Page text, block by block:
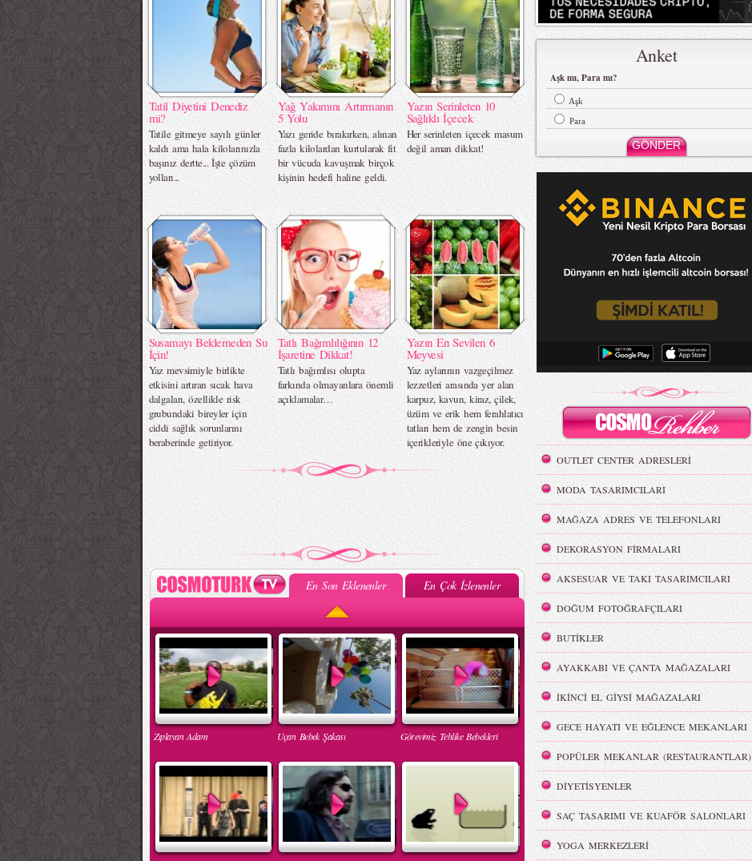
Tatil Diyetini Denediz
mi?
Tatile gitmeye sayılı günler
kaldı ama hala kilolarınızla
başınız dertte... İşte çözüm
yolları...
Yağ Yakımını Artırmanın
5 Yolu
Yazı geride bırakırken, alınan
fazla kilolardan kurtularak fit
bir vücuda kavuşmak birçok
kişinin hedefi haline geldi.
Yazın Serinleten 10
Sağlıklı İçecek
Her serinleten içecek masum
değil aman dikkat!
Susamayı Beklemeden Su
İçin!
Yaz mevsimiyle birlikte
etkisini artıran sıcak hava
dalgaları, özellikle risk
grubundaki bireyler için
ciddi sağlık sorunlarını
beraberinde getiriyor.
Tatlı Bağımlılığının 12
İşaretine Dikkat!
Tatlı bağımlısı olupta
farkında olmayanlara önemli
açıklamalar…
Yazın En Sevilen 6
Meyvesi
Yaz aylarının vazgeçilmez
lezzetleri arasında yer alan
karpuz, kavun, kiraz, çilek,
üzüm ve erik hem ferahlatıcı
tatları hem de zengin besin
içerikleriyle öne çıkıyor.
En Son Eklenenler En Çok İzlenenler
Zıplayan Adam Uçan Bebek Şakası Görevimiz Tehlike Bebekleri
Anket
Aşk mı, Para mı?
Aşk
Para
OUTLET CENTER ADRESLERİ
MODA TASARIMCILARI
MAĞAZA ADRES VE TELEFONLARI
DEKORASYON FİRMALARI
AKSESUAR VE TAKI TASARIMCILARI
DOĞUM FOTOĞRAFÇILARI
BUTİKLER
AYAKKABI VE ÇANTA MAĞAZALARI
İKİNCİ EL GİYSİ MAĞAZALARI
GECE HAYATI VE EĞLENCE MEKANLARI
POPÜLER MEKANLAR (RESTAURANTLAR)
DİYETİSYENLER
SAÇ TASARIMI VE KUAFÖR SALONLARI
YOGA MERKEZLERİ